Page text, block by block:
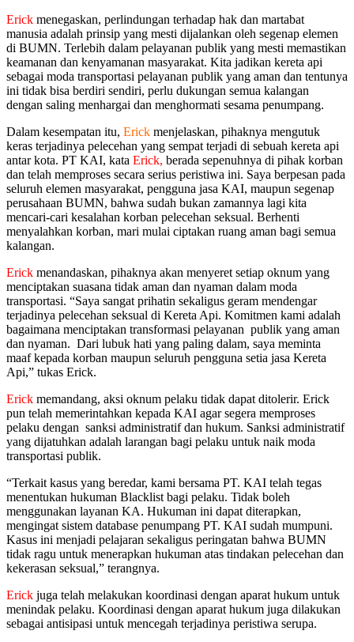
Erick menegaskan, perlindungan terhadap hak dan martabat
manusia adalah prinsip yang mesti dijalankan oleh segenap elemen
di BUMN. Terlebih dalam pelayanan publik yang mesti memastikan
keamanan dan kenyamanan masyarakat. Kita jadikan kereta api
sebagai moda transportasi pelayanan publik yang aman dan tentunya
ini tidak bisa berdiri sendiri, perlu dukungan semua kalangan
dengan saling menhargai dan menghormati sesama penumpang.
Dalam kesempatan itu, Erick menjelaskan, pihaknya mengutuk
keras terjadinya pelecehan yang sempat terjadi di sebuah kereta api
antar kota. PT KAI, kata Erick, berada sepenuhnya di pihak korban
dan telah memproses secara serius peristiwa ini. Saya berpesan pada
seluruh elemen masyarakat, pengguna jasa KAI, maupun segenap
perusahaan BUMN, bahwa sudah bukan zamannya lagi kita
mencari-cari kesalahan korban pelecehan seksual. Berhenti
menyalahkan korban, mari mulai ciptakan ruang aman bagi semua
kalangan.
Erick menandaskan, pihaknya akan menyeret setiap oknum yang
menciptakan suasana tidak aman dan nyaman dalam moda
transportasi. “Saya sangat prihatin sekaligus geram mendengar
terjadinya pelecehan seksual di Kereta Api. Komitmen kami adalah
bagaimana menciptakan transformasi pelayanan publik yang aman
dan nyaman. Dari lubuk hati yang paling dalam, saya meminta
maaf kepada korban maupun seluruh pengguna setia jasa Kereta
Api,” tukas Erick.
Erick memandang, aksi oknum pelaku tidak dapat ditolerir. Erick
pun telah memerintahkan kepada KAI agar segera memproses
pelaku dengan sanksi administratif dan hukum. Sanksi administratif
yang dijatuhkan adalah larangan bagi pelaku untuk naik moda
transportasi publik.
“Terkait kasus yang beredar, kami bersama PT. KAI telah tegas
menentukan hukuman Blacklist bagi pelaku. Tidak boleh
menggunakan layanan KA. Hukuman ini dapat diterapkan,
mengingat sistem database penumpang PT. KAI sudah mumpuni.
Kasus ini menjadi pelajaran sekaligus peringatan bahwa BUMN
tidak ragu untuk menerapkan hukuman atas tindakan pelecehan dan
kekerasan seksual,” terangnya.
Erick juga telah melakukan koordinasi dengan aparat hukum untuk
menindak pelaku. Koordinasi dengan aparat hukum juga dilakukan
sebagai antisipasi untuk mencegah terjadinya peristiwa serupa.